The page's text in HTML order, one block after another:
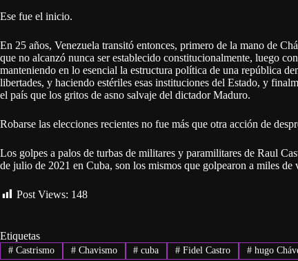
Ese fue el inicio.
En 25 años, Venezuela transitó entonces, primero de la mano de
que no alcanzó nunca ser establecido constitucionalmente, luego
manteniendo en lo esencial la estructura política de una república
libertades, y haciendo estériles esas instituciones del Estado, y
el país que los gritos de asno salvaje del dictador Maduro.
Robarse las elecciones recientes no fue más que otra acción de
Los golpes a palos de turbas de militares y paramilitares de Raul
de julio de 2021 en Cuba, son los mismos que golpearon a miles de
Post Views: 148
Etiquetas
#Castrismo #Chavismo # cuba # Fidel Castro # hugo